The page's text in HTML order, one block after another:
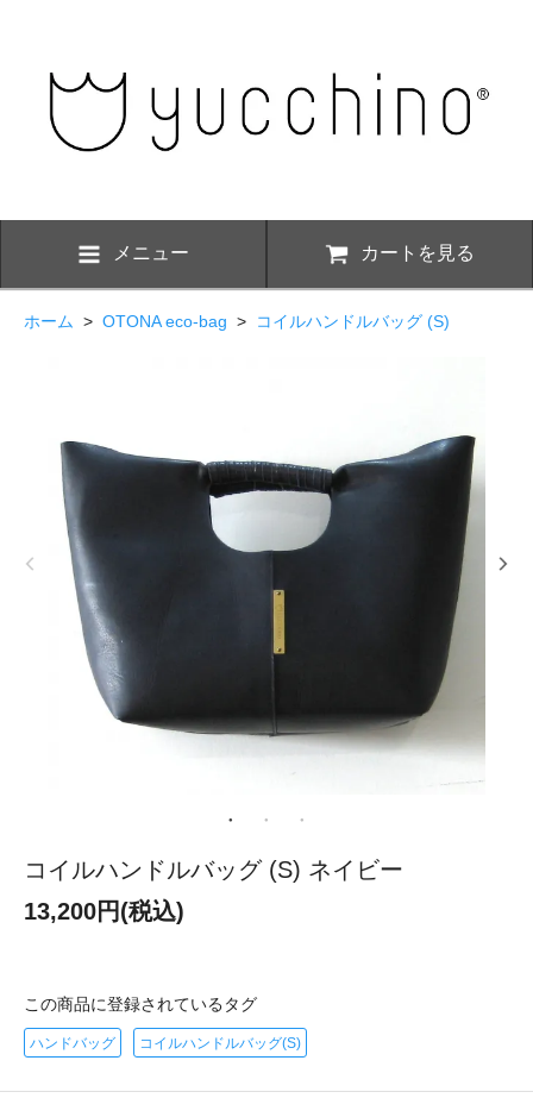
メニュー カートを見る
ホーム > OTONA eco-bag > コイルハンドルバッグ (S)
コイルハンドルバッグ (S) ネイビー
13,200円(税込)
この商品に登録されているタグ
ハンドバッグ コイルハンドルバッグ(S)